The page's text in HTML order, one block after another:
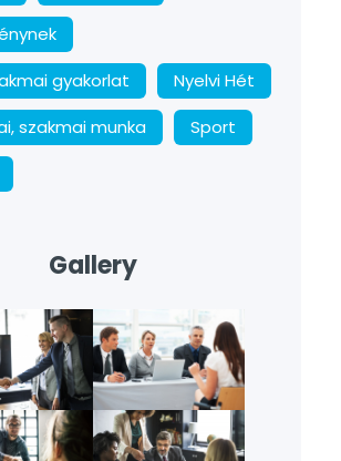
gyakorlat
Nyelvi Hét
szakmai munka
Sport
Gallery